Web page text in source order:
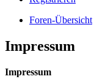
Foren-Übersicht
Impressum
Impressum